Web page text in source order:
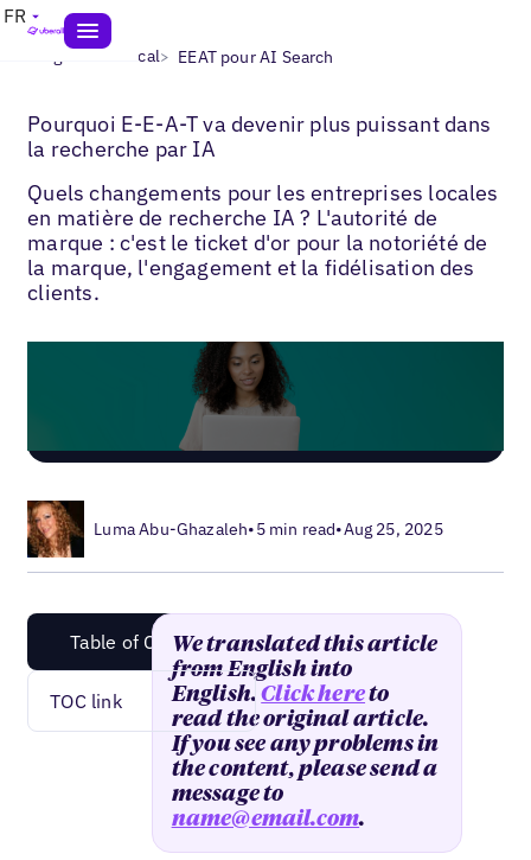
FR
Blogs> SEO local> EEAT pour AI Search
Pourquoi E-E-A-T va devenir plus puissant dans
la recherche par IA
Quels changements pour les entreprises locales
en matière de recherche IA ? L'autorité de
marque : c'est le ticket d'or pour la notoriété de
la marque, l'engagement et la fidélisation des
clients.
Luma Abu-Ghazaleh•5 min read•Aug 25, 2025
Table of Content
TOC link
We translated this article
from English into
English.Click hereto
read the original article.
If you see any problems in
the content, please send a
message to
name@email.com.